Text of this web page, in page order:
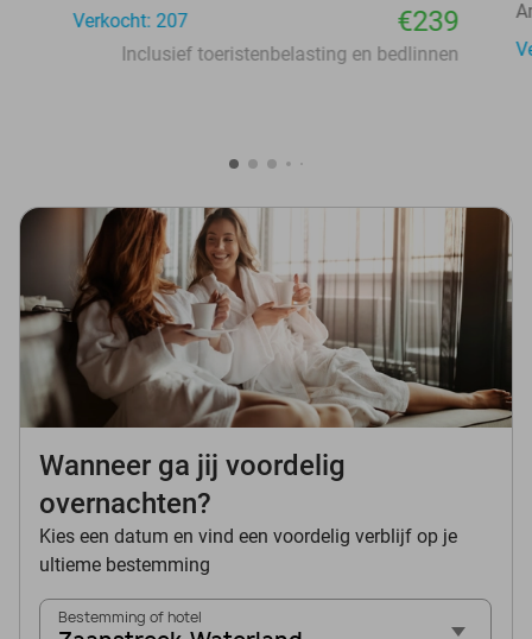
Verkocht: 207
€239
Inclusief toeristenbelasting en bedlinnen
Wanneer ga jij voordelig
overnachten?
Kies een datum en vind een voordelig verblijf op je
ultieme bestemming
Bestemming of hotel